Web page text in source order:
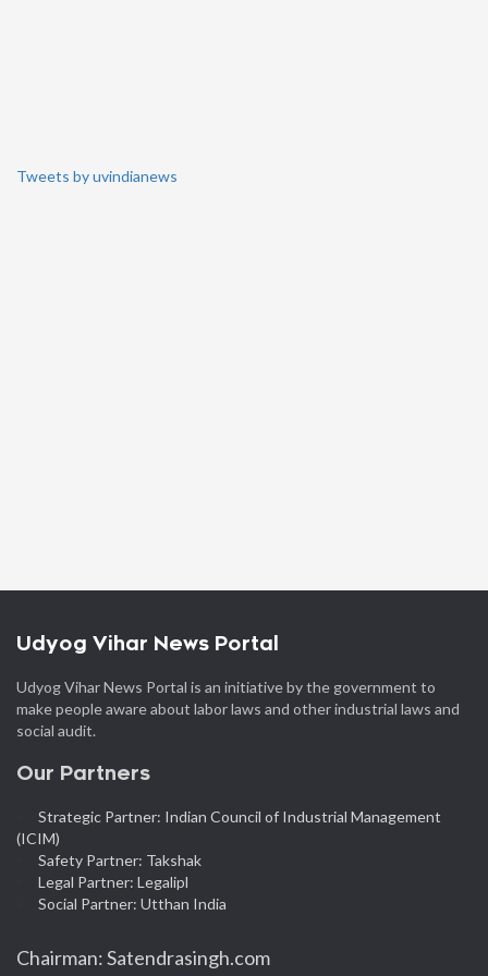
Tweets by uvindianews
Udyog Vihar News Portal
Udyog Vihar News Portal is an initiative by the government to
make people aware about labor laws and other industrial laws and
social audit.
Our Partners
Strategic Partner: Indian Council of Industrial Management
(ICIM)
Safety Partner: Takshak
Legal Partner: Legalipl
Social Partner: Utthan India
Chairman: Satendrasingh.com